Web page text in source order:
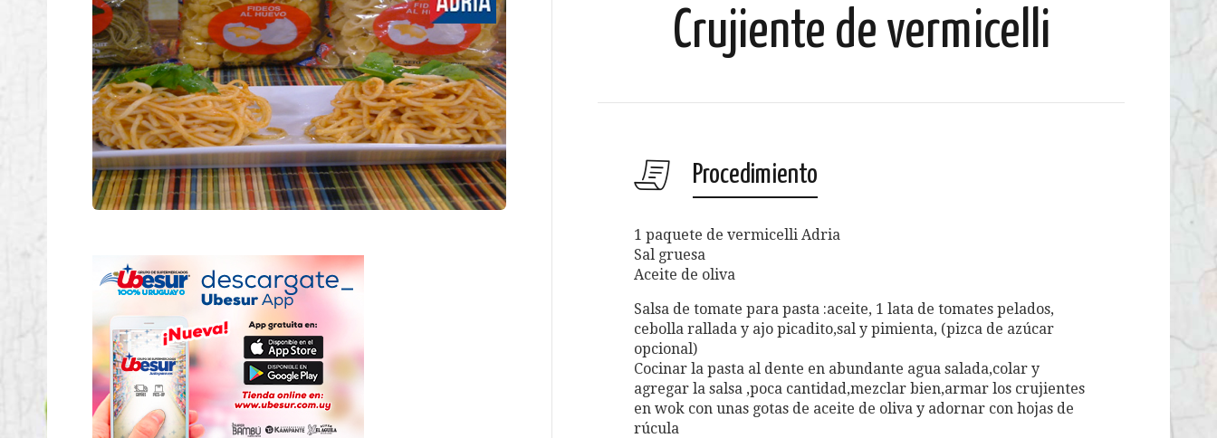
Crujiente de vermicelli
Procedimiento
1 paquete de vermicelli Adria
Sal gruesa
Aceite de oliva
Salsa de tomate para pasta :aceite, 1 lata de tomates pelados,
cebolla rallada y ajo picadito,sal y pimienta, (pizca de azúcar
opcional)
Cocinar la pasta al dente en abundante agua salada,colar y
agregar la salsa ,poca cantidad,mezclar bien,armar los crujientes
en wok con unas gotas de aceite de oliva y adornar con hojas de
rúcula